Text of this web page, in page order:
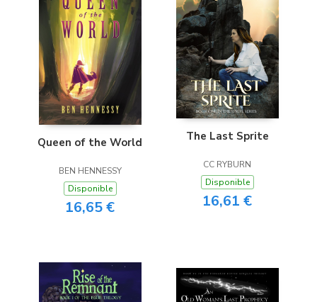
Queen of the World
BEN HENNESSY
Disponible
16,65 €
The Last Sprite
CC RYBURN
Disponible
16,61 €